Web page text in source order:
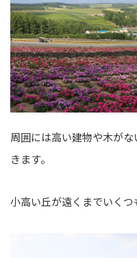
周囲には高い建物や木が
きます。
小高い丘が遠くまでいくつ